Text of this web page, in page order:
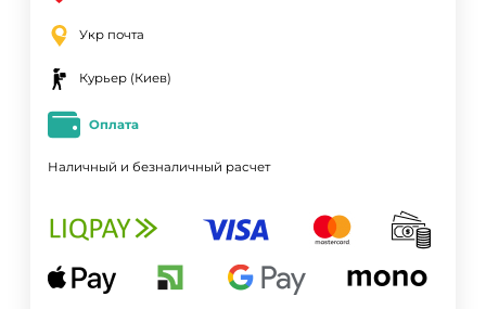
Укр почта
Курьер (Киев)
Оплата
Наличный и безналичный расчет